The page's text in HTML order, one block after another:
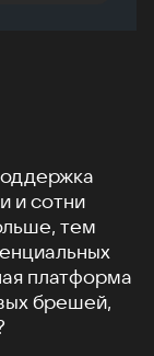
и сотни
тем
платформа
брешей,